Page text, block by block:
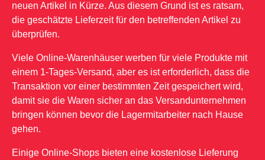
neuen Artikel in Kürze. Aus diesem Grund ist es ratsam,
die geschätzte Lieferzeit für den betreffenden Artikel zu
überprüfen.
Viele Online-Warenhäuser werben für viele Produkte mit
einem 1-Tages-Versand, aber es ist erforderlich, dass die
Transaktion vor einer bestimmten Zeit gespeichert wird,
damit sie die Waren sicher an das Versandunternehmen
bringen können bevor die Lagermitarbeiter nach Hause
gehen.
Einige Online-Shops bieten eine kostenlose Lieferung